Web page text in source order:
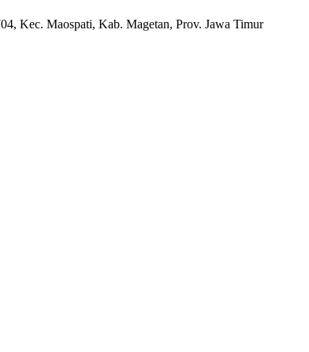
Kec. Maospati, Kab. Magetan, Prov. Jawa Timur